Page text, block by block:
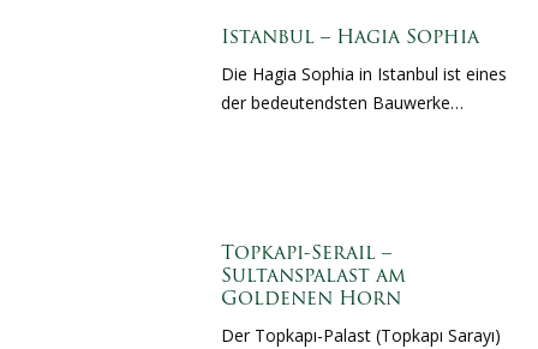
Istanbul – Hagia Sophia
Die Hagia Sophia in Istanbul ist eines
der bedeutendsten Bauwerke…
Topkapı-Serail –
Sultanspalast am
Goldenen Horn
Der Topkapı-Palast (Topkapı Sarayı)